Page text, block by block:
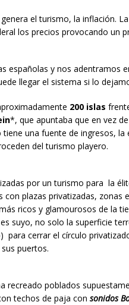
el turismo, la inflación.
los precios provocando un
españolas y nos adentramos
llegar el sistema si lo
200 islas
*, que apuntaba que en vez
una fuente de ingresos,
del turismo playero.
por un turismo para la
con plazas privatizadas, zonas
ricos y glamourosos de la
suyo, no solo la superficie
para cerrar el círculo
puertos.
recreado poblados
techos de paja con sonidos